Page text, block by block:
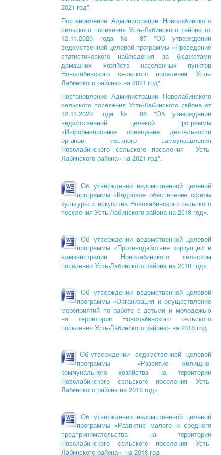
2021 год".
Постановление Администрации Новолабинского
сельского поселения Усть-Лабинского района от
12.11.2020 года № 87 "Об утверждении
ведомственной целевой программы «Проведение
статистического наблюдения за бюджетами
домашних хозяйств населенных пунктов
Новолабинского сельского поселения Усть-
Лабинского района» на 2021 год".
Постановление Администрации Новолабинского
сельского поселения Усть-Лабинского района от
12.11.2020 года № 86 "Об утверждении
ведомственной целевой программы
«Информационное освещение деятельности
органов местного самоуправления
Новолабинского сельского поселения Усть-
Лабинского района» на 2021 год".
Об утверждении ведомственной целевой
программы «Кадровое обеспечение сферы
культуры и искусства Новолабинского сельского
поселения Усть-Лабинского района на 2018 год».
Об утверждении ведомственной целевой
программы «Противодействие коррупции в
администрации Новолабинского сельском
поселении Усть-Лабинского района на 2018 год»
Об утверждении ведомственной целевой
программы «Организация и осуществление
мероприятий по работе с детьми и молодежью
на территории Новолабинского сельского
поселения Усть-Лабинского района» на 2018 год
Об утверждении ведомственной целевой
программы «Развитие жилищно-
коммунального хозяйства на территории
Новолабинского сельского поселения Усть-
Лабинского района на 2018 год»
Об утверждении ведомственной целевой
программы «Развитие малого и среднего
предпринимательства на территории
Новолабинского сельского поселения Усть-
Лабинского района» на 2018 год